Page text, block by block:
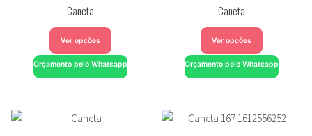
Caneta
Ver opções
Orçamento pelo Whatsapp
Caneta
Ver opções
Orçamento pelo Whatsapp